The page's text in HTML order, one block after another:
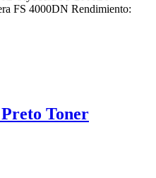
FS 4000DN Rendimiento:
Toner